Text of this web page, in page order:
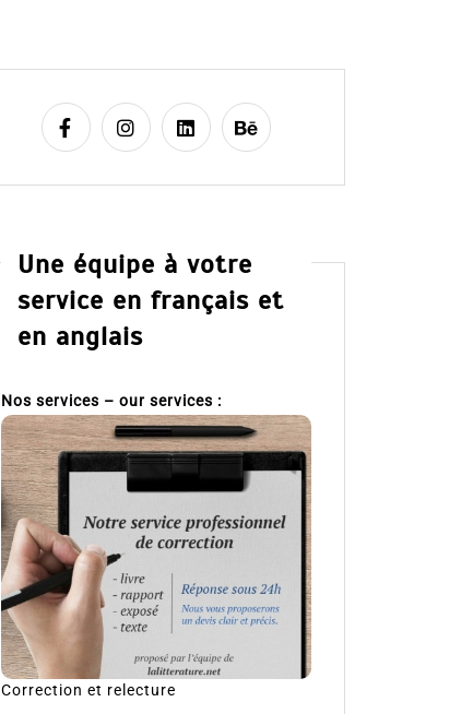
Une équipe à votre
service en français et
en anglais
Nos services – our services :
Correction et relecture